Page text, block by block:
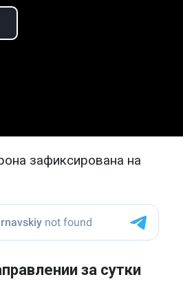
зафиксирована на
за сутки